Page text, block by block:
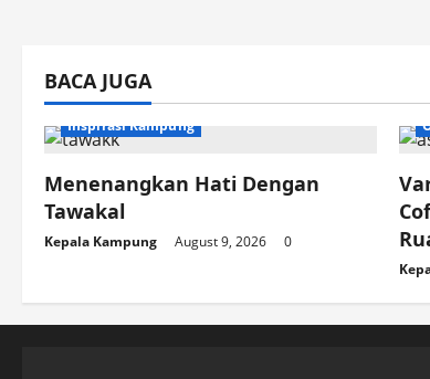
o
n
BACA JUGA
Inspirasi Kampung
Menenangkan Hati Dengan
Tawakal
Kepala Kampung August 9, 2026 0